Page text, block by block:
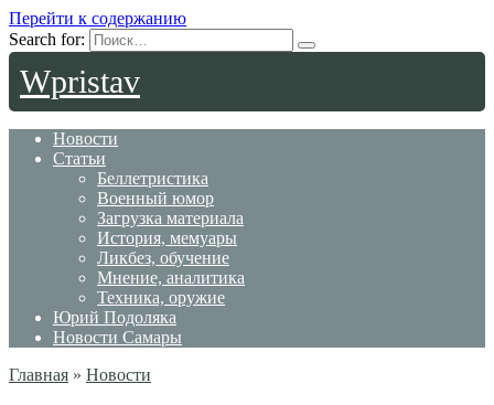
Перейти к содержанию
Search for:
Wpristav
Новости
Статьи
Беллетристика
Военный юмор
Загрузка материала
История, мемуары
Ликбез, обучение
Мнение, аналитика
Техника, оружие
Юрий Подоляка
Новости Самары
Главная » Новости